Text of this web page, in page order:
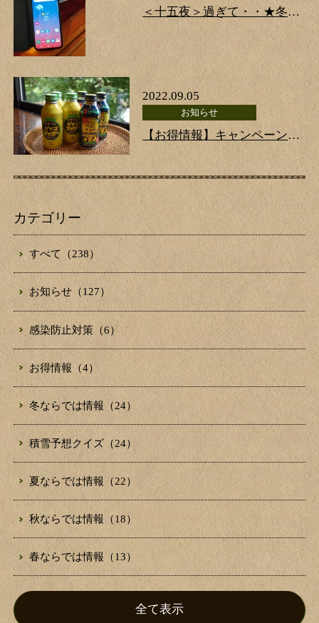
＜十五夜＞過ぎて・・★冬プ
ラン公開のお知らせです。
2022.09.05
お知らせ
【お得情報】キャンペーン対
象外地域の皆様へ★やまがた
限定パインサイダーor大人の
パイン・・プレゼント♪
カテゴリー
すべて（238）
お知らせ（127）
感染防止対策（6）
お得情報（4）
冬ならでは情報（24）
積雪予想クイズ（24）
夏ならでは情報（22）
秋ならでは情報（18）
春ならでは情報（13）
全て表示